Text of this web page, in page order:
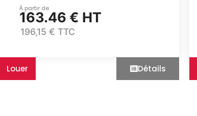
À partir de
163.46 € HT
196,15 € TTC
Louer Détails